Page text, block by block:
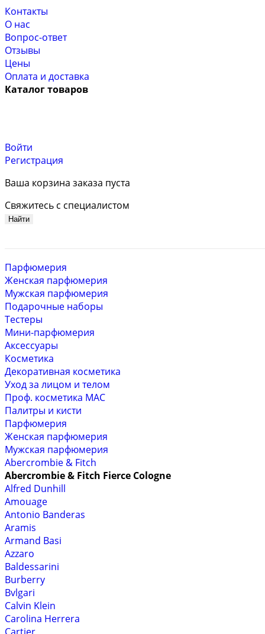
Контакты
О нас
Вопрос-ответ
Отзывы
Цены
Оплата и доставка
Каталог товаров
Войти
Регистрация
Ваша корзина заказа пуста
Свяжитесь с специалистом
Парфюмерия
Женская парфюмерия
Мужская парфюмерия
Подарочные наборы
Тестеры
Мини-парфюмерия
Аксессуары
Косметика
Декоративная косметика
Уход за лицом и телом
Проф. косметика MAC
Палитры и кисти
Парфюмерия
Женская парфюмерия
Мужская парфюмерия
Abercrombie & Fitch
Abercrombie & Fitch Fierce Cologne
Alfred Dunhill
Amouage
Antonio Banderas
Aramis
Armand Basi
Azzaro
Baldessarini
Burberry
Bvlgari
Calvin Klein
Carolina Herrera